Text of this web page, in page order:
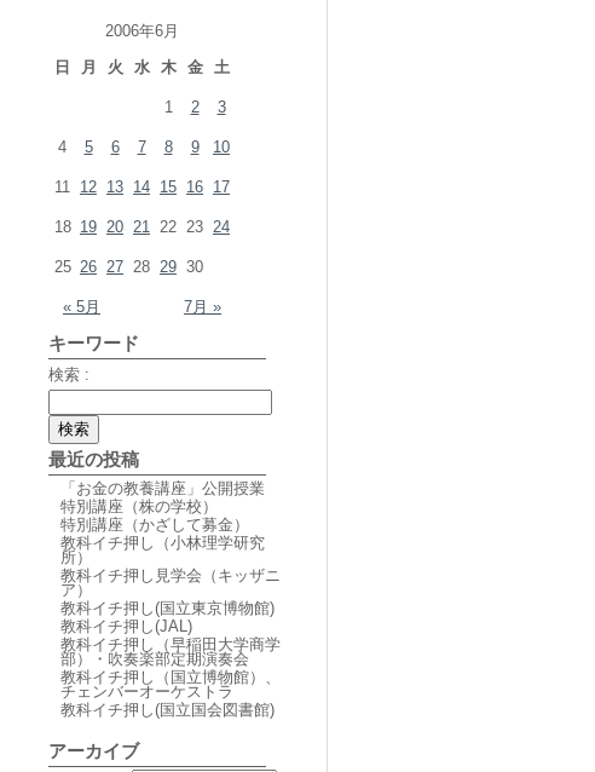
2006年6月
日
月 火 水 木 金 土
« 5月 7月 »
1 2 3
4 5 6 7 8 9 10
11 12 13 14 15 16 17
18 19 20 21 22 23 24
25 26 27 28 29 30
キーワード
検索 :
最近の投稿
「お金の教養講座」公開授業
特別講座（株の学校）
特別講座（かざして募金）
教科イチ押し（小林理学研究
所）
教科イチ押し見学会（キッザニ
ア）
教科イチ押し(国立東京博物館)
教科イチ押し(JAL)
教科イチ押し（早稲田大学商学
部）・吹奏楽部定期演奏会
教科イチ押し（国立博物館）、
チェンバーオーケストラ
教科イチ押し(国立国会図書館)
アーカイブ